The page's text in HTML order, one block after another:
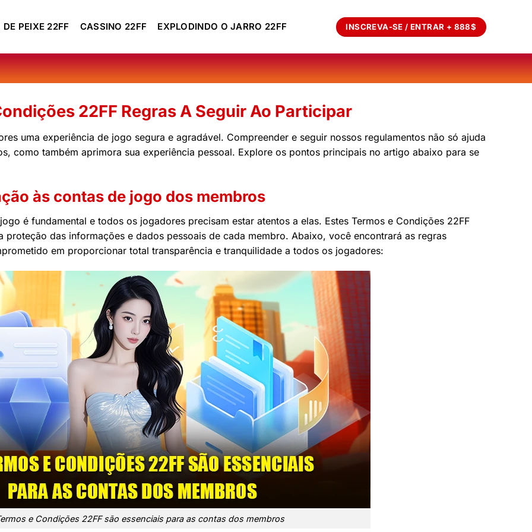
DE PEIXE 22FF CASSINO 22FF EXPLODINDO O JARRO 22FF INSCREVA-SE / ENTRAR + 888$
22FF Regras A Seguir Ao Participar
uma experiência de jogo segura e agradável. Compreender e seguir nossos regulamentos não só ajuda
como também aprimora sua experiência pessoal. Explore os pontos principais no artigo abaixo para se
às contas de jogo dos membros
é fundamental e todos os jogadores precisam estar atentos a elas. Estes Termos e Condições 22FF
das informações e dados pessoais de cada membro. Abaixo, você encontrará as regras
em proporcionar total transparência e tranquilidade a todos os jogadores:
e Condições 22FF são essenciais para as contas dos membros